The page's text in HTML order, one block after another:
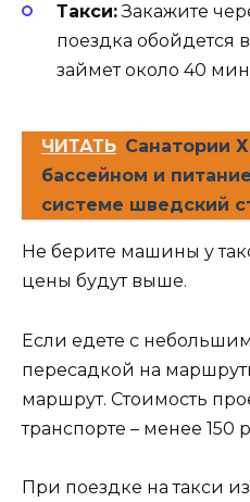
Такси:Закажите
поездка обойдется
займет около 40
ЧИТАТЬ Санатории
бассейном и
системе шведский
Не берите машины у
цены будут выше.
Если едете с
пересадкой на
маршрут. Стоимость
транспорте – менее 150
При поездке на такси